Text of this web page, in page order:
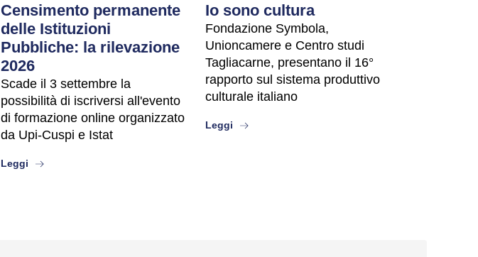
Censimento permanente
delle Istituzioni
Pubbliche: la rilevazione
2026
Scade il 3 settembre la
possibilità di iscriversi all'evento
di formazione online organizzato
da Upi-Cuspi e Istat
Leggi about
Io sono cultura
Fondazione Symbola,
Unioncamere e Centro studi
Tagliacarne, presentano il 16°
rapporto sul sistema produttivo
culturale italiano
Leggi about